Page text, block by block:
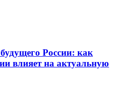
России: как
влияет на актуальную